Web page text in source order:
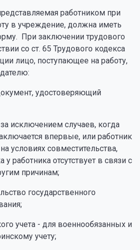
работником при
в учреждение, должна иметь
При заключении трудового
со ст. 65 Трудового кодекса
лицо, поступающее на работу,
удостоверяющий
исключением случаев, когда
впервые, или работник
условиях совместительства,
работника отсутствует в связи с
причинам;
государственного
учета - для военнообязанных и
учету;